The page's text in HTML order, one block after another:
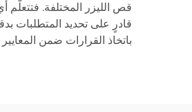
قص الليزر المختلفة. فتتعلّم
قادرٍ على تحديد المتطلبات
باتخاذ القرارات ضمن